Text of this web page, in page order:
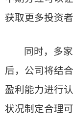
获取更多投资
同时，多
后，公司将结
盈利能力进行
状况制定合理